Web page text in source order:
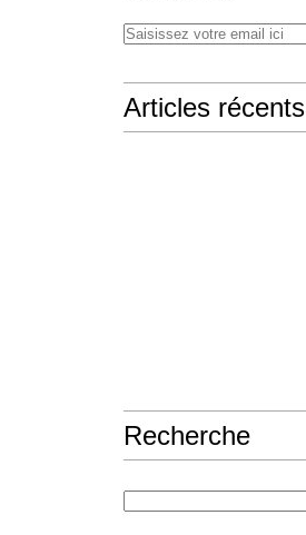
Articles récents
Recherche